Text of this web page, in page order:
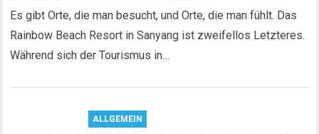
Es gibt Orte, die man besucht, und Orte, die man fühlt. Das
Rainbow Beach Resort in Sanyang ist zweifellos Letzteres.
Während sich der Tourismus in…
ALLGEMEIN